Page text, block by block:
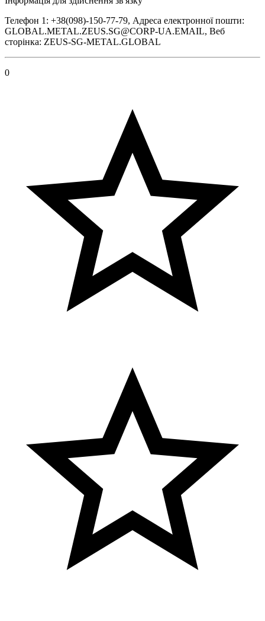
Телефон 1: +38(098)-150-77-79, Адреса електронної пошти:
GLOBAL.METAL.ZEUS.SG@CORP-UA.EMAIL, Веб
сторінка: ZEUS-SG-METAL.GLOBAL
0